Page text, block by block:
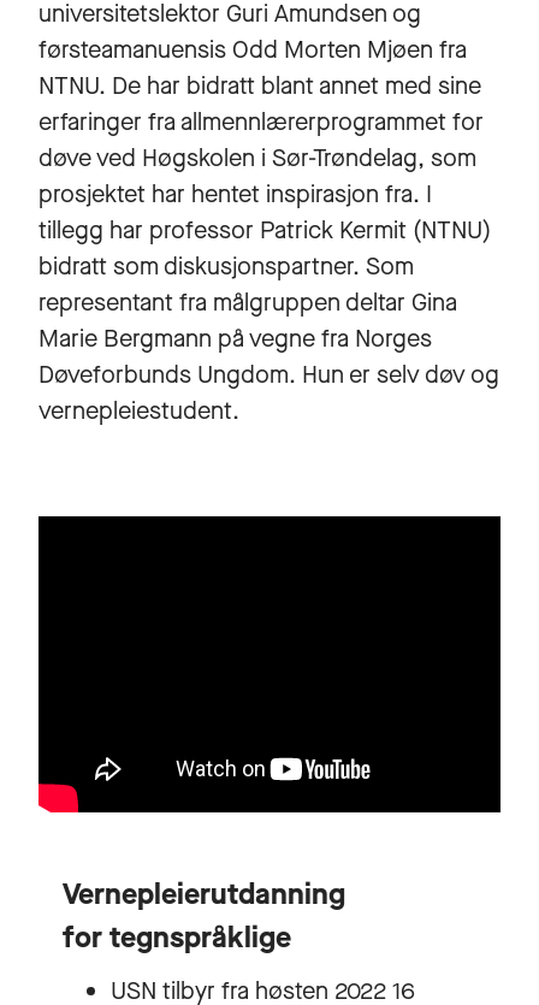
universitetslektor Guri Amundsen og
førsteamanuensis Odd Morten Mjøen fra
NTNU. De har bidratt blant annet med sine
erfaringer fra allmennlærerprogrammet for
døve ved Høgskolen i Sør-Trøndelag, som
prosjektet har hentet inspirasjon fra. I
tillegg har professor Patrick Kermit (NTNU)
bidratt som diskusjonspartner. Som
representant fra målgruppen deltar Gina
Marie Bergmann på vegne fra Norges
Døveforbunds Ungdom. Hun er selv døv og
vernepleiestudent.
Vernepleierutdanning
for tegnspråklige
USN tilbyr fra høsten 2022 16